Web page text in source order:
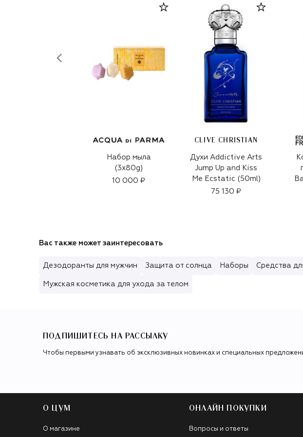
Набор мыла
(3x80g)
10 000 ₽
CLIVE CHRISTIAN
Духи Addictive Arts
Jump Up and Kiss
Me Ecstatic (50ml)
75 130 ₽
Вас также может заинтересовать
Дезодоранты для мужчин Защита от солнца Наборы Средства
Мужская косметика для ухода за телом
ПОДПИШИТЕСЬ НА РАССЫЛКУ
Чтобы первыми узнавать об эксклюзивных новинках и специальных
О ЦУМ
О магазине
ОНЛАЙН ПОКУПКИ
Вопросы и ответы